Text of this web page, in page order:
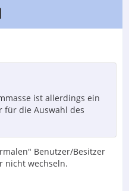
ist allerdings ein
für die Auswahl des
Benutzer/Besitzer
nicht wechseln.